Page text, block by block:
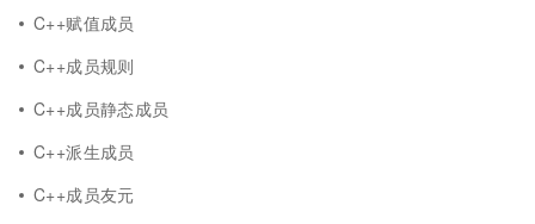
C++赋值成员
C++成员规则
C++成员静态成员
C++派生成员
C++成员友元